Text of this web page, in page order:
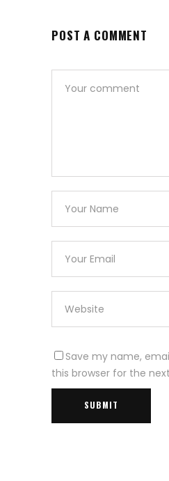
POST A COMMENT
Save my name,
this browser for the